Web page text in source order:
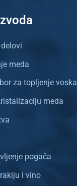
meda
za topljenje voska
meda
pogača
i vino